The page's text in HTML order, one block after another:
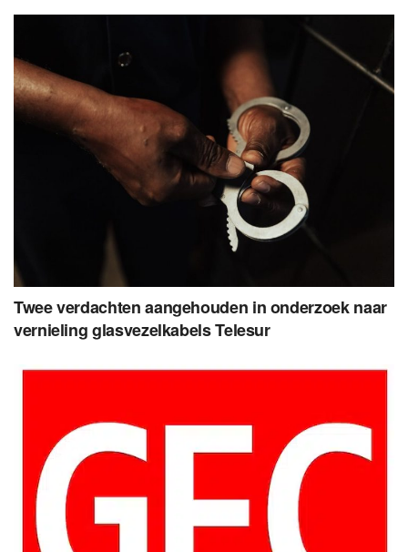
Twee verdachten aangehouden in onderzoek naar
vernieling glasvezelkabels Telesur